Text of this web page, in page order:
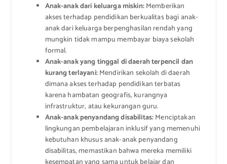
Anak-anak dari keluarga miskin:Memberikan
akses terhadap pendidikan berkualitas bagi anak-
anak dari keluarga berpenghasilan rendah yang
mungkin tidak mampu membayar biaya sekolah
formal.
Anak-anak yang tinggal di daerah terpencil dan
kurang terlayani:Mendirikan sekolah di daerah
dimana akses terhadap pendidikan terbatas
karena hambatan geografis, kurangnya
infrastruktur, atau kekurangan guru.
Anak-anak penyandang disabilitas:Menciptakan
lingkungan pembelajaran inklusif yang memenuhi
kebutuhan khusus anak-anak penyandang
disabilitas, memastikan bahwa mereka memiliki